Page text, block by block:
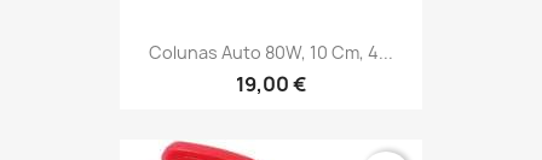
Colunas Auto 80W, 10 Cm, 4...
19,00 €